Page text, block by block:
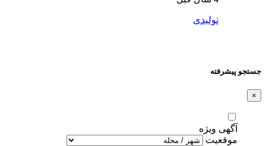
تولیدی
جستجو پیشرفته
×
آگهی ویژه
موقعیت